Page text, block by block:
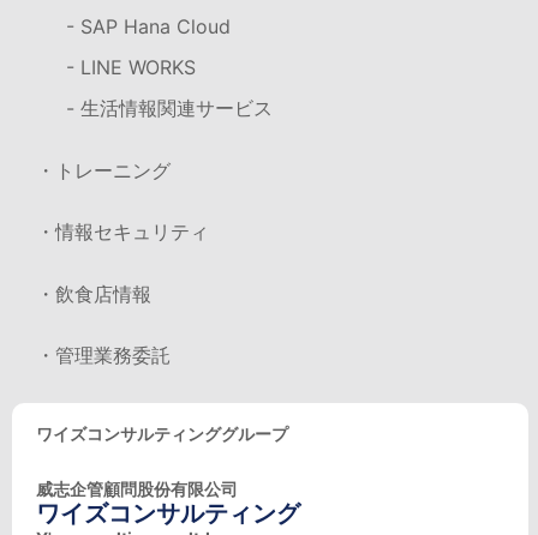
- SAP Hana Cloud
- LINE WORKS
- 生活情報関連サービス
・トレーニング
・情報セキュリティ
・飲食店情報
・管理業務委託
ワイズコンサルティンググループ
威志企管顧問股份有限公司
ワイズコンサルティング